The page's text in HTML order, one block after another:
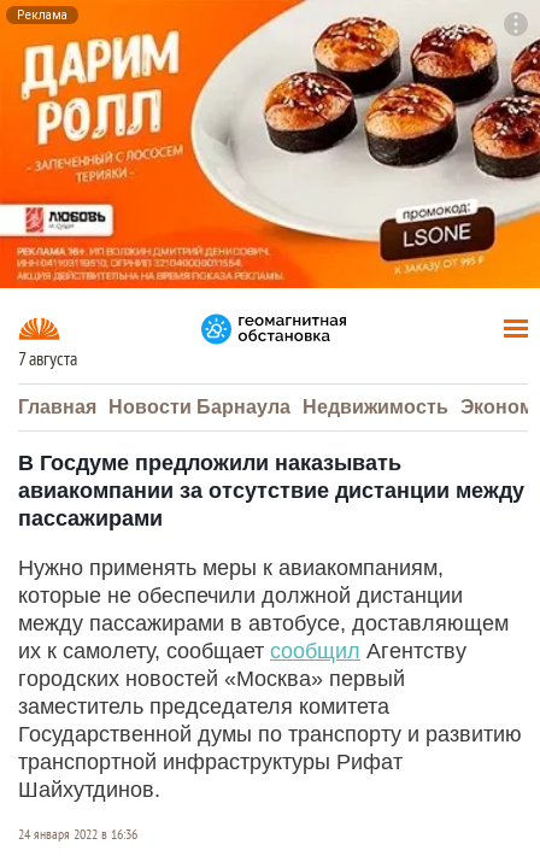
Реклама
7 августа
Главная Новости Барнаула Недвижимость
В Госдуме предложили наказывать
авиакомпании за отсутствие дистанции между
пассажирами
Нужно применять меры к авиакомпаниям,
которые не обеспечили должной дистанции
между пассажирами в автобусе, доставляющем
их к самолету, сообщает сообщил Агентству
городских новостей «Москва» первый
заместитель председателя комитета
Государственной думы по транспорту и развитию
транспортной инфраструктуры Рифат
Шайхутдинов.
24 января 2022 в 16:36